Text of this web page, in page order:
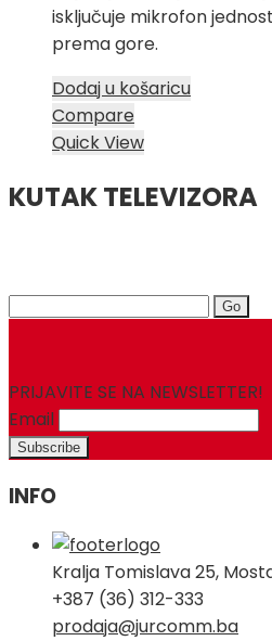
isključuje mikrofon
prema gore.
Dodaj u košaricu
Compare
Quick View
KUTAK TELEVIZORA
Search
PRIJAVITE SE NA NEWSLETTER!
Email
INFO
Kralja Tomislava 25,
+387 (36) 312-333
prodaja@jurcomm.ba